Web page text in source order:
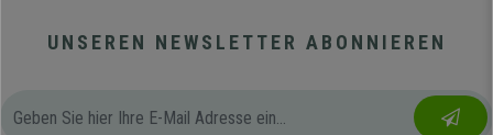
UNSEREN NEWSLETTER ABONNIEREN